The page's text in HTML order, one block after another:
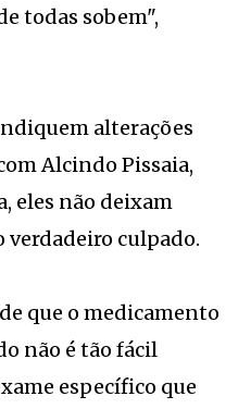
todas sobem",
alterações
Alcindo Pissaia,
eles não deixam
verdadeiro culpado.
que o medicamento
não é tão fácil
específico que